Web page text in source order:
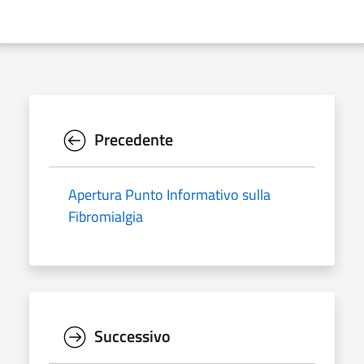
Precedente
Apertura Punto Informativo sulla
Fibromialgia
Successivo